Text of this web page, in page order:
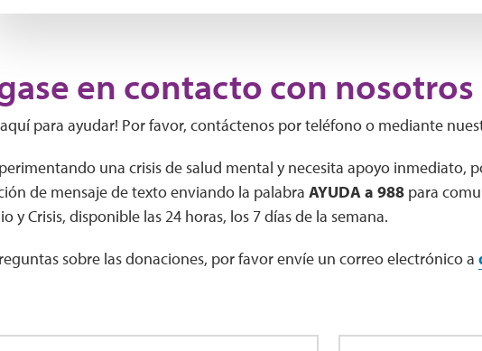
en contacto con nosotros
aquí para ayudar! Por favor, contáctenos por teléfono o mediante
una crisis de salud mental y necesita apoyo inmediato,
de mensaje de texto enviando la palabra AYUDA a 988 para
y Crisis, disponible las 24 horas, los 7 días de la semana.
sobre las donaciones, por favor envíe un correo electrónico a